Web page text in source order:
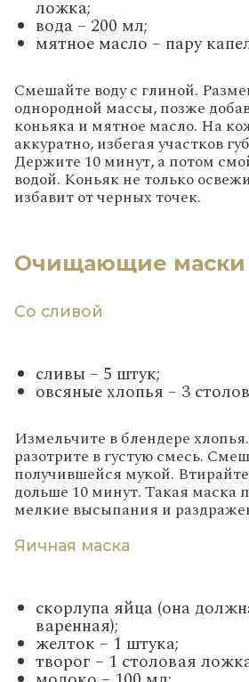
ложка;
вода – 200 мл;
мятное масло – пару
Смешайте воду с глиной.
однородной массы, позже
коньяка и мятное масло. На
аккуратно, избегая участков
Держите 10 минут, а потом
водой. Коньяк не только
избавит от черных точек.
Очищающие маски
Со сливой
сливы – 5 штук;
овсяные хлопья – 3
Измельчите в блендере
разотрите в густую смесь.
получившейся мукой.
дольше 10 минут. Такая маска
мелкие высыпания и
Яичная маска
скорлупа яйца (она
варенная);
желток – 1 штука;
творог – 1 столовая